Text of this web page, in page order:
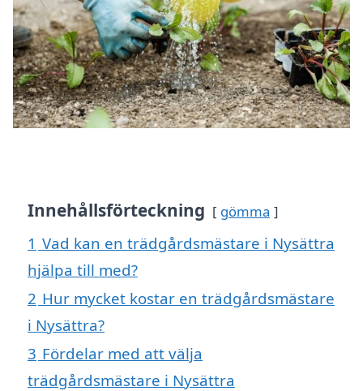
Innehållsförteckning gömma
1 Vad kan en trädgårdsmästare i Nysättra
hjälpa till med?
2 Hur mycket kostar en trädgårdsmästare
i Nysättra?
3 Fördelar med att välja
trädgårdsmästare i Nysättra